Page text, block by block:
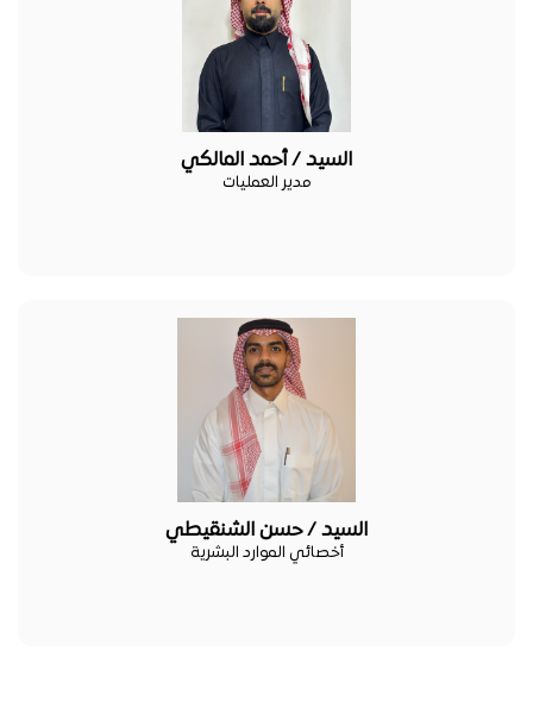
السيد / أحمد المالكي
مدير العمليات
السيد / حسن الشنقيطي
أخصائي الموارد البشرية